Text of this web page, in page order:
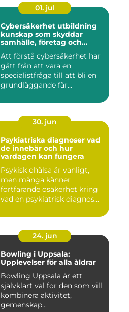
01. jul
Cybersäkerhet utbildning
kunskap som skyddar
samhälle, företag och
Att förstå cybersäkerhet har
gått från att vara en
specialistfråga till att bli en
grundläggande fär...
30. jun
Psykiatriska diagnoser vad
de innebär och hur
vardagen kan fungera
Psykisk ohälsa är vanligt,
men många känner
fortfarande osäkerhet kring
vad en psykiatrisk diagnos
24. jun
Bowling i Uppsala:
Upplevelser för alla åldrar
Bowling Uppsala är ett
självklart val för den som vill
kombinera aktivitet,
gemenskap...